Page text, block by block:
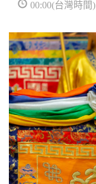
00:00(台灣時間)